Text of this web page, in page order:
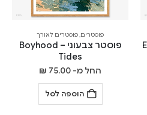
פוסטרים,פוסטרים לאורך
פוסטר צבעוני – Boyhood
Tides
החל מ- ₪ 75.00
הוספה לסל